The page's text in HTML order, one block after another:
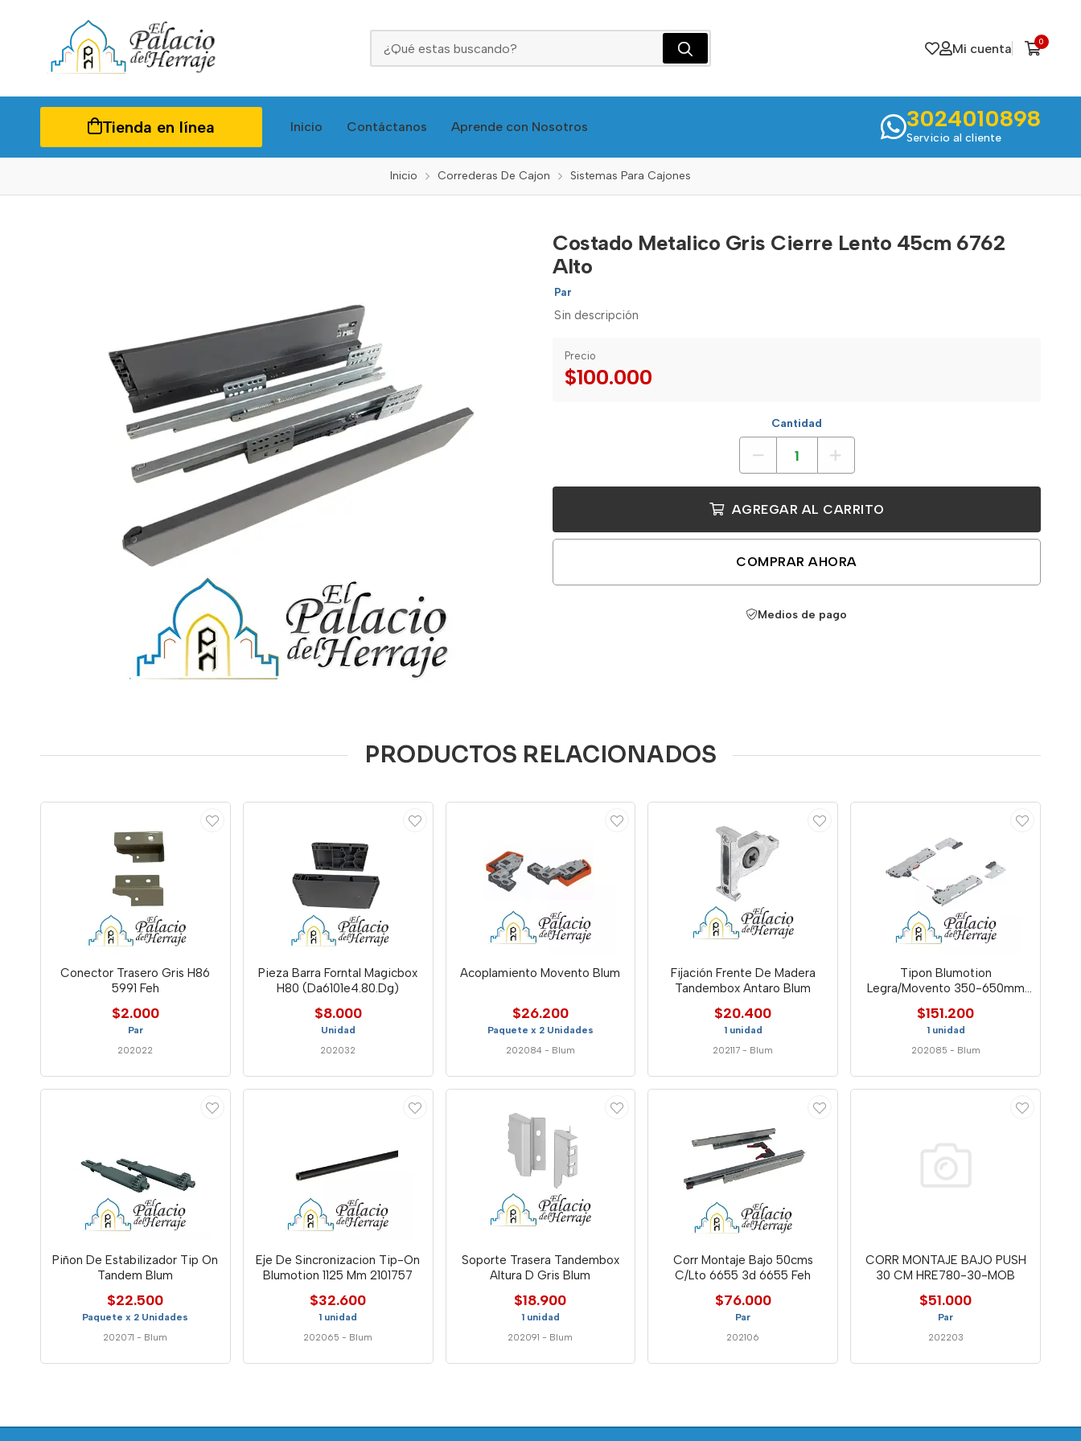
Mi cuenta 0
Tienda en línea Inicio Contáctanos Aprende con Nosotros 3024010898
Servicio al cliente
Inicio Correderas De Cajon Sistemas Para Cajones
Costado Metalico Gris Cierre Lento 45cm 6762
Alto
Par
Sin descripción
Precio
$100.000
Cantidad
AGREGAR AL CARRITO
COMPRAR AHORA
Medios de pago
PRODUCTOS RELACIONADOS
Conector Trasero Gris H86
5991 Feh
$2.000
Par
202022
Pieza Barra Forntal Magicbox
H80 (Da6101e4.80.Dg)
$8.000
Unidad
202032
Acoplamiento Movento Blum
$26.200
Paquete x 2 Unidades
202084 - Blum
Fijación Frente De Madera
Tandembox Antaro Blum
$20.400
1 unidad
202117 - Blum
Tipon Blumotion
Legra/Movento 350-650mm
15-40kg L3 Gris
$151.200
1 unidad
202085 - Blum
Piñon De Estabilizador Tip On
Tandem Blum
$22.500
Paquete x 2 Unidades
202071 - Blum
Eje De Sincronizacion Tip-On
Blumotion 1125 Mm 2101757
$32.600
1 unidad
202065 - Blum
Soporte Trasera Tandembox
Altura D Gris Blum
$18.900
1 unidad
202091 - Blum
Corr Montaje Bajo 50cms
C/Lto 6655 3d 6655 Feh
$76.000
Par
202106
CORR MONTAJE BAJO PUSH
30 CM HRE780-30-MOB
$51.000
Par
202203